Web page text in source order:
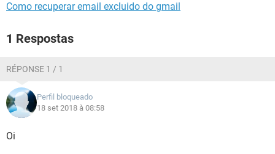
Como recuperar email excluido do gmail
1 Respostas
RÉPONSE 1 / 1
Perfil bloqueado
18 set 2018 à 08:58
Oi